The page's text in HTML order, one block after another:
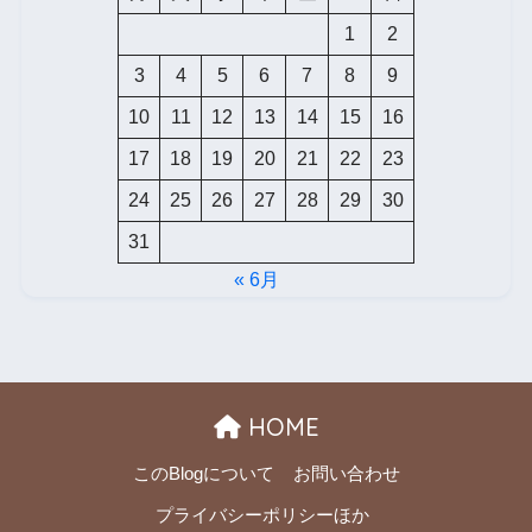
1 2
3 4 5 6 7 8 9
10 11 12 13 14 15 16
17 18 19 20 21 22 23
24 25 26 27 28 29 30
31
« 6月
HOME
このBlogについて お問い合わせ
プライバシーポリシーほか